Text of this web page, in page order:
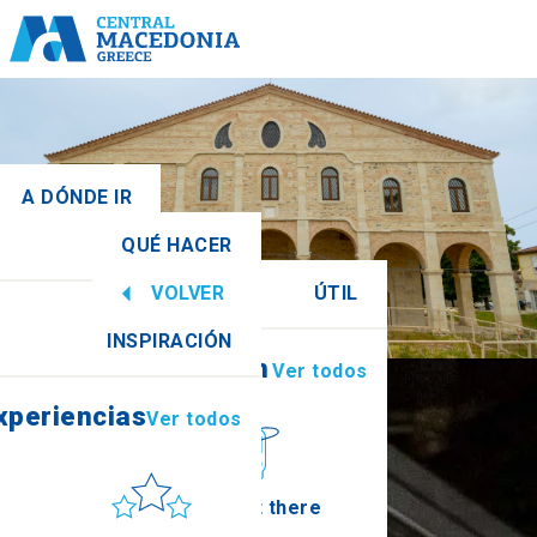
A DÓNDE IR
QUÉ HACER
VOLVER ÚTIL
Información Ver todos
How to get there
INSPIRACIÓN
Ver todos